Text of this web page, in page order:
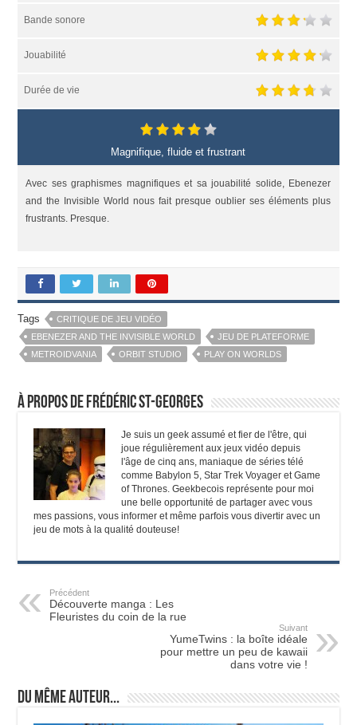
Bande sonore
Jouabilité
Durée de vie
Magnifique, fluide et frustrant
Avec ses graphismes magnifiques et sa jouabilité solide, Ebenezer
and the Invisible World nous fait presque oublier ses éléments plus
frustrants. Presque.
Tags
CRITIQUE DE JEU VIDÉO
EBENEZER AND THE INVISIBLE WORLD
JEU DE PLATEFORME
METROIDVANIA
ORBIT STUDIO PLAY ON WORLDS
À propos de Frédéric St-Georges
Je suis un geek assumé et fier de l'être, qui
joue régulièrement aux jeux vidéo depuis
l'âge de cinq ans, maniaque de séries télé
comme Babylon 5, Star Trek Voyager et Game
of Thrones. Geekbecois représente pour moi
une belle opportunité de partager avec vous
mes passions, vous informer et même parfois vous divertir avec un
jeu de mots à la qualité douteuse!
Précédent
Découverte manga : Les
Fleuristes du coin de la rue
Suivant
YumeTwins : la boîte idéale
pour mettre un peu de kawaii
dans votre vie !
Du même auteur...